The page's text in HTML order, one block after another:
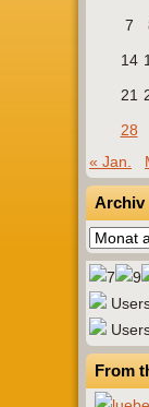
7
14
21
28
« Jan.
Archiv
Archiv
From